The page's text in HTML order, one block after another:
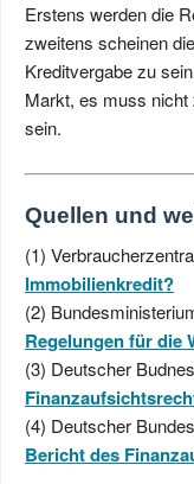
Erstens werden die
zweitens scheinen
Kreditvergabe zu
Markt, es muss
sein.
Quellen und
(1)
Immobilienkredit?
(2)
Regelungen für die
(3) Deutscher
(4) Deutscher
Bericht des